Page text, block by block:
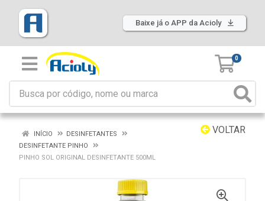
Baixe já o APP da Acioly
0
VOLTAR
INÍCIO
DESINFETANTES
DESINFETANTE PINHO
PINHO SOL ORIGINAL DESINFETANTE 500ML